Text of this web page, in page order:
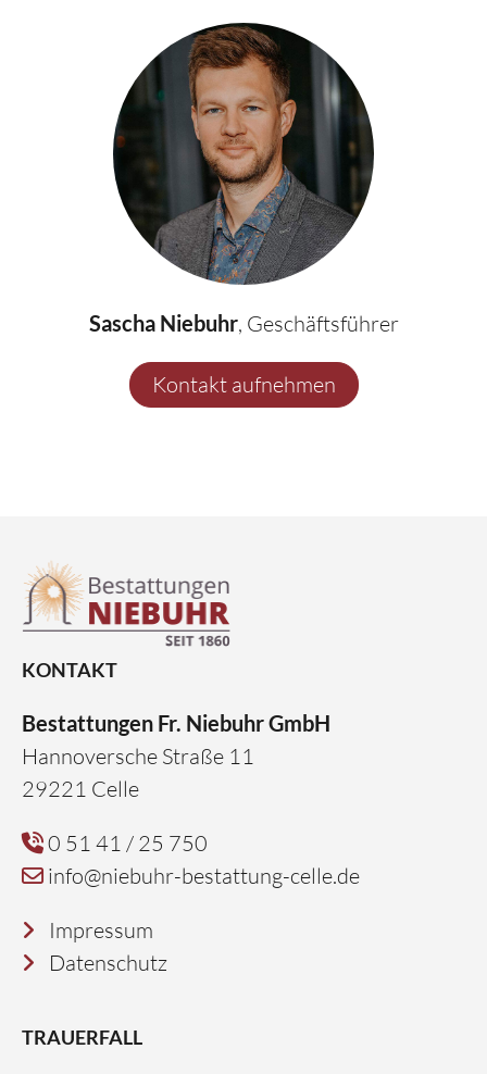
Sascha Niebuhr, Geschäftsführer
Kontakt aufnehmen
KONTAKT
Bestattungen Fr. Niebuhr GmbH
Hannoversche Straße 11
29221 Celle
0 51 41 / 25 750
info@niebuhr-bestattung-celle.de
Impressum
Datenschutz
TRAUERFALL